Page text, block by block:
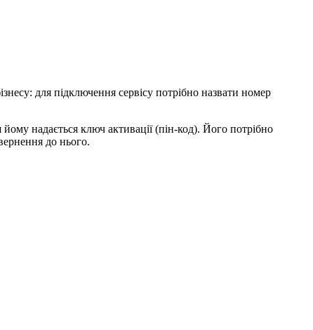
для підключення сервісу потрібно назвати номер
йому надається ключ активації (пін-код). Його потрібно
до нього.